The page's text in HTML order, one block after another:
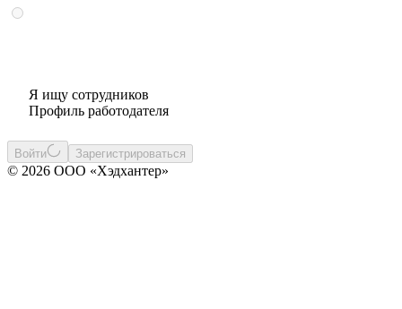
Я ищу сотрудников
Профиль работодателя
Войти Зарегистрироваться
© 2026 ООО «Хэдхантер»